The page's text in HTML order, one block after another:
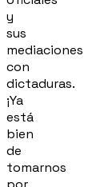
y
sus
mediaciones
con
dictaduras.
¡Ya
está
bien
de
tomarnos